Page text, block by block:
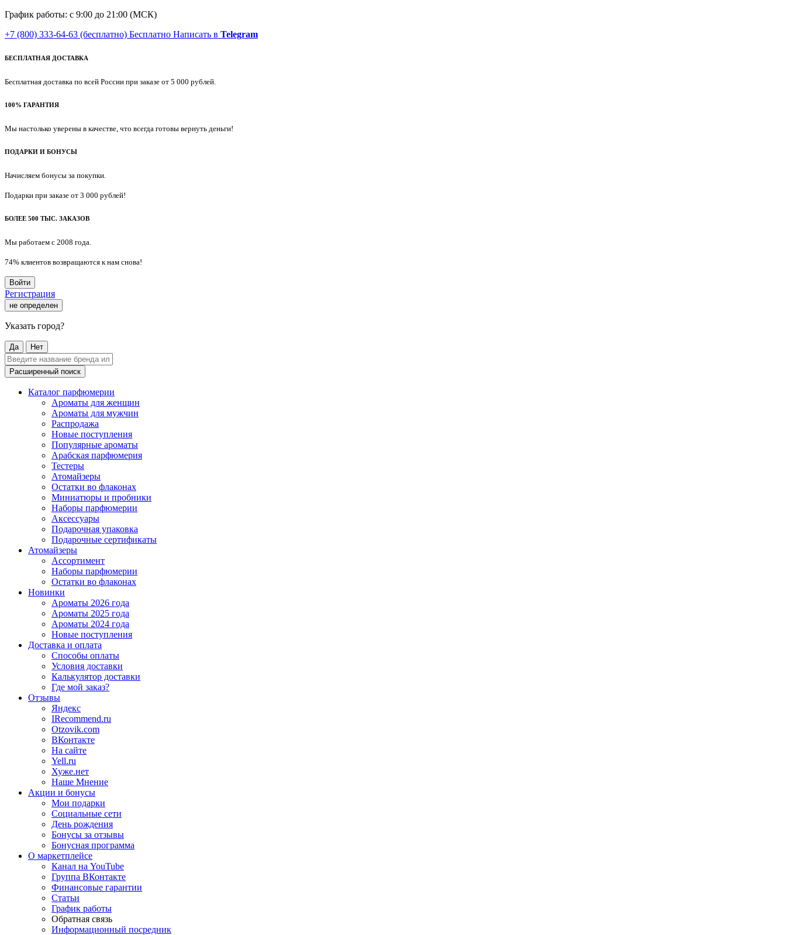
График работы: с 9:00 до 21:00 (МСК)
+7 (800) 333-64-63 (бесплатно) Бесплатно Написать в Telegram
БЕСПЛАТНАЯ ДОСТАВКА
Бесплатная доставка по всей России при заказе от 5 000 рублей.
100% ГАРАНТИЯ
Мы настолько уверены в качестве, что всегда готовы вернуть деньги!
ПОДАРКИ И БОНУСЫ
Начисляем бонусы за покупки.
Подарки при заказе от 3 000 рублей!
БОЛЕЕ 500 ТЫС. ЗАКАЗОВ
Мы работаем с 2008 года.
74% клиентов возвращаются к нам снова!
Войти
Регистрация
не определен
Указать город?
Да Нет
Расширенный поиск
Каталог парфюмерии
Ароматы для женщин
Ароматы для мужчин
Распродажа
Новые поступления
Популярные ароматы
Арабская парфюмерия
Тестеры
Атомайзеры
Остатки во флаконах
Миниатюры и пробники
Наборы парфюмерии
Аксессуары
Подарочная упаковка
Подарочные сертификаты
Атомайзеры
Ассортимент
Наборы парфюмерии
Остатки во флаконах
Новинки
Ароматы 2026 года
Ароматы 2025 года
Ароматы 2024 года
Новые поступления
Доставка и оплата
Способы оплаты
Условия доставки
Калькулятор доставки
Где мой заказ?
Отзывы
Яндекс
IRecommend.ru
Otzovik.com
ВКонтакте
На сайте
Yell.ru
Хуже.нет
Наше Мнение
Акции и бонусы
Мои подарки
Социальные сети
День рождения
Бонусы за отзывы
Бонусная программа
О маркетплейсе
Канал на YouTube
Группа ВКонтакте
Финансовые гарантии
Статьи
График работы
Обратная связь
Информационный посредник